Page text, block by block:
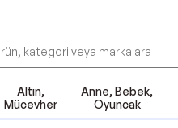
Altın,
Mücevher
Anne, Bebek,
Oyuncak